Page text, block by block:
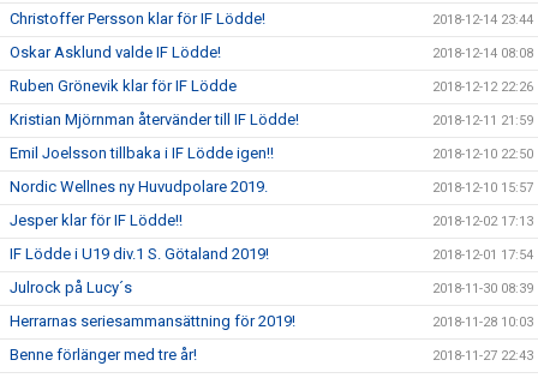
Christoffer Persson klar för IF Lödde! 2018-12-14 23:44
Oskar Asklund valde IF Lödde! 2018-12-14 08:08
Ruben Grönevik klar för IF Lödde 2018-12-12 22:26
Kristian Mjörnman återvänder till IF Lödde! 2018-12-11 21:59
Emil Joelsson tillbaka i IF Lödde igen!! 2018-12-10 22:50
Nordic Wellnes ny Huvudpolare 2019. 2018-12-10 15:57
Jesper klar för IF Lödde!! 2018-12-02 17:13
IF Lödde i U19 div.1 S. Götaland 2019! 2018-12-01 17:54
Julrock på Lucy´s 2018-11-30 08:39
Herrarnas seriesammansättning för 2019! 2018-11-28 10:03
Benne förlänger med tre år! 2018-11-27 22:43